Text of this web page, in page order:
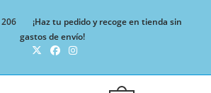
¡Haz tu pedido y recoge en tienda sin
gastos de envío!